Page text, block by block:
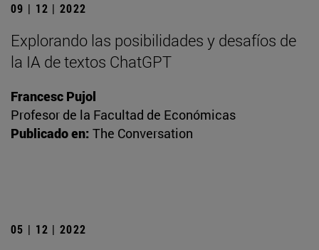
09 | 12 | 2022
Explorando las posibilidades y desafíos de
la IA de textos ChatGPT
Francesc Pujol
Profesor de la Facultad de Económicas
Publicado en: The Conversation
05 | 12 | 2022